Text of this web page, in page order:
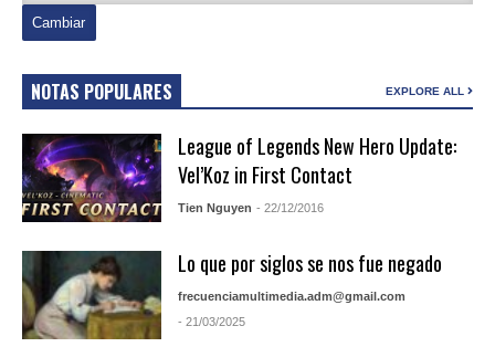
NOTAS POPULARES EXPLORE ALL
League of Legends New Hero Update:
Vel’Koz in First Contact
Tien Nguyen - 22/12/2016
Lo que por siglos se nos fue negado
frecuenciamultimedia.adm@gmail.com
- 21/03/2025